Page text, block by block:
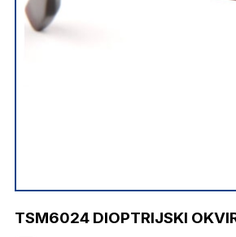
TSM6024 DIOPTRIJSKI